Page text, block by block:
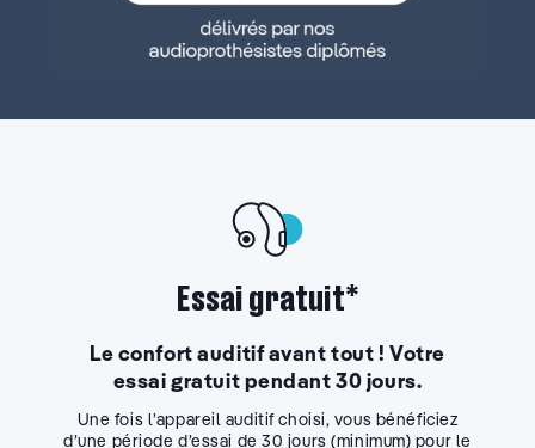
Essai gratuit*
Le confort auditif avant tout ! Votre
essai gratuit pendant 30 jours.
Une fois l’appareil auditif choisi, vous bénéficiez
d’une période d’essai de 30 jours (minimum) pour le